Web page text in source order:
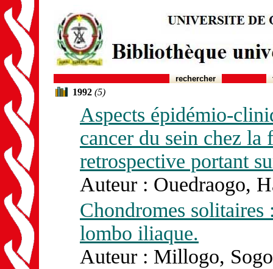
rechercher
1992 (5)
Aspects épidémio-
cancer du sein chez la
retrospective portant
Auteur : Ouedraogo,
Chondromes
lombo iliaque.
Auteur : Millogo,